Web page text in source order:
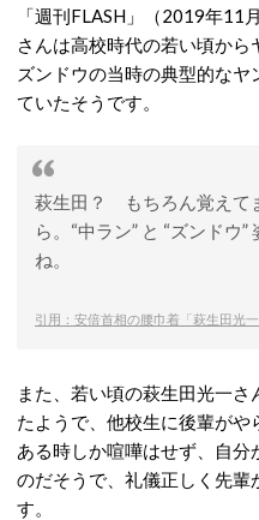
「週刊FLASH」（2019年11
さんは高校時代の若い頃から
ズンドウの当時の典型的な
ていたそうです。
萩生田？ もちろん覚えて
ら。“中ラン” と “ズンドウ
ね。
引用：安倍首相の腰巾着「萩生田光
また、若い頃の萩生田光一
たようで、他校生に後輩が
ある時しか喧嘩はせず、自
のだそうで、礼儀正しく先
す。